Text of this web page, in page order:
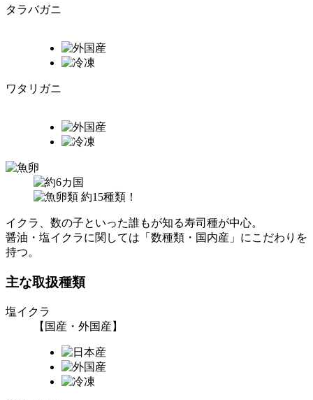
タラバガニ
ワタリガニ
イクラ、数の子といった誰もが知る寿司種が中心。
醤油・塩イクラに関しては「数種類・国内産」にこだわりを
持つ。
主な取扱種類
塩イクラ
【国産・外国産】